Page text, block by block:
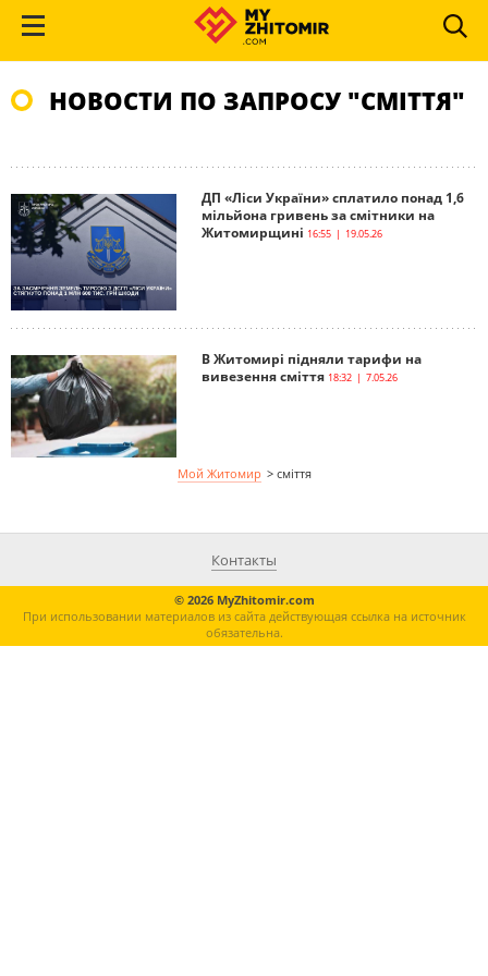
НОВОСТИ ПО ЗАПРОСУ "СМІТТЯ"
ДП «Ліси України» сплатило понад 1,6
мільйона гривень за смітники на
Житомирщині 16:55 | 19.05.26
В Житомирі підняли тарифи на
вивезення сміття 18:32 | 7.05.26
Мой Житомир > сміття
Контакты
© 2026 MyZhitomir.com
При использовании материалов из сайта действующая ссылка на источник
обязательна.